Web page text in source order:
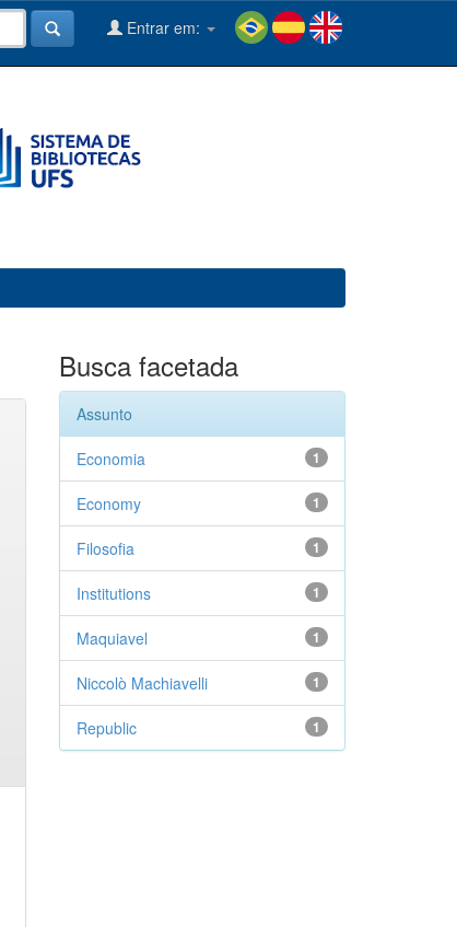
Entrar em:
Busca facetada
Assunto
1
Economia
1
Economy
1
Filosofia
1
Institutions
1
Maquiavel
1
Niccolò Machiavelli
1
Republic